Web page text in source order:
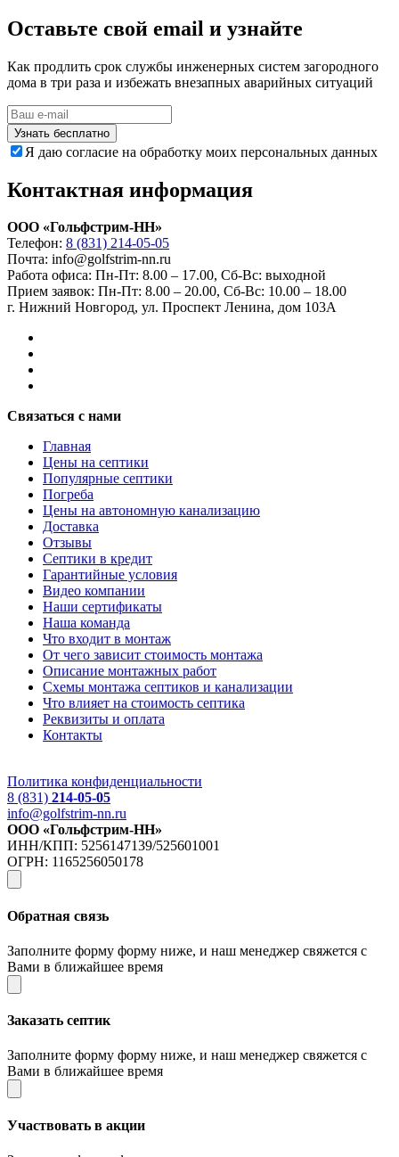
Оставьте свой email и узнайте
Как продлить срок службы инженерных систем загородного
дома в три раза и избежать внезапных аварийных ситуаций
Узнать бесплатно
Я даю согласие на обработку моих персональных данных
Контактная информация
ООО «Гольфстрим-НН»
Телефон: 8 (831) 214-05-05
Почта: info@golfstrim-nn.ru
Работа офиса: Пн-Пт: 8.00 – 17.00, Сб-Вс: выходной
Прием заявок: Пн-Пт: 8.00 – 20.00, Сб-Вс: 10.00 – 18.00
г. Нижний Новгород, ул. Проспект Ленина, дом 103А
Связаться с нами
Главная
Цены на септики
Популярные септики
Погреба
Цены на автономную канализацию
Доставка
Отзывы
Септики в кредит
Гарантийные условия
Видео компании
Наши сертификаты
Наша команда
Что входит в монтаж
От чего зависит стоимость монтажа
Описание монтажных работ
Схемы монтажа септиков и канализации
Что влияет на стоимость септика
Реквизиты и оплата
Контакты
Политика конфиденциальности
8 (831) 214-05-05
info@golfstrim-nn.ru
ООО «Гольфстрим-НН»
ИНН/КПП: 5256147139/525601001
ОГРН: 1165256050178
Обратная связь
Заполните форму форму ниже, и наш менеджер свяжется с
Вами в ближайшее время
Заказать септик
Заполните форму форму ниже, и наш менеджер свяжется с
Вами в ближайшее время
Участвовать в акции